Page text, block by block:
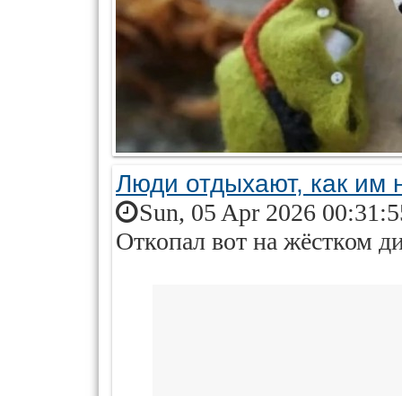
Люди отдыхают, как им
Sun, 05 Apr 2026
Откопал вот на жёстком